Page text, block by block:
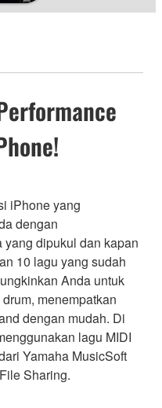
iPhone yang
dengan
dipukul dan kapan
10 lagu yang sudah
Anda untuk
menempatkan
dengan mudah. Di
lagu MIDI
Yamaha MusicSoft
Sharing.